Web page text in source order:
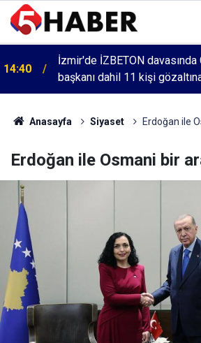
14:40
İzmir'de İZBETON
başkanı dahil 11 kişi
Anasayfa Siyaset Erdoğan ile
Erdoğan ile Osmani bir